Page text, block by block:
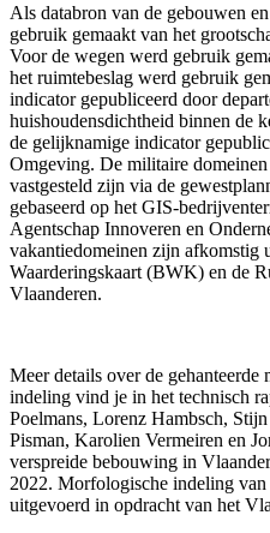
Als databron van de gebouwen
gebruik gemaakt van het
Voor de wegen werd gebruik
het ruimtebeslag werd gebruik
indicator gepubliceerd door
huishoudensdichtheid binnen de
de gelijknamige indicator
Omgeving. De militaire
vastgesteld zijn via de
gebaseerd op het GIS-
Agentschap Innoveren en
vakantiedomeinen zijn afkomstig
Waarderingskaart (BWK) en de
Vlaanderen.
Meer details over de
indeling vind je in het technisch
Poelmans, Lorenz Hambsch,
Pisman, Karolien Vermeiren en
verspreide bebouwing in
2022. Morfologische indeling
uitgevoerd in opdracht van het